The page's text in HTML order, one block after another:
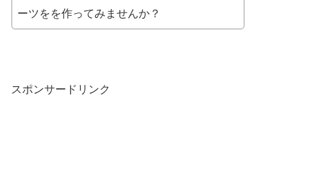
ーツをを作ってみませんか？
スポンサードリンク